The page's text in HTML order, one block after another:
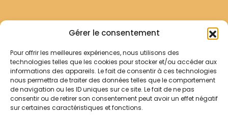
Gérer le consentement
Pour offrir les meilleures expériences, nous utilisons des
technologies telles que les cookies pour stocker et/ou accéder aux
informations des appareils. Le fait de consentir à ces technologies
nous permettra de traiter des données telles que le comportement
de navigation ou les ID uniques sur ce site. Le fait de ne pas
consentir ou de retirer son consentement peut avoir un effet négatif
sur certaines caractéristiques et fonctions.
Archives Franciscaines
RECHERCHER
Comment chercher ?
Les archives
Notre démarche